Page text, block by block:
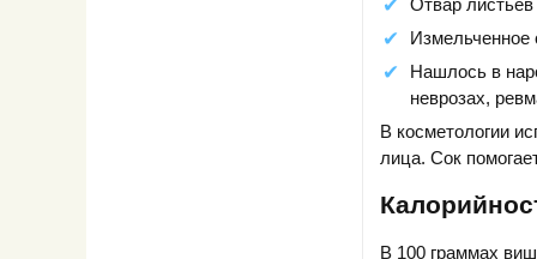
Измельченное
Нашлось в
неврозах,
В косметологии
лица. Сок
В 100 граммах